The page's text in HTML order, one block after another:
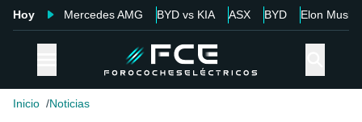
Hoy Mercedes AMG BYD vs KIA ASX BYD Elon Musk
Inicio Noticias